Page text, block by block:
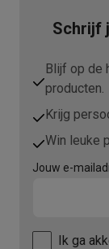
Schrijf
Blijf op de
producten.
Krijg
Win leuke
Jouw e-
Ik ga